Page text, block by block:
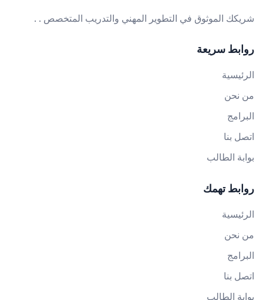
شريكك الموثوق في التطوير المهني والتدريب المتخصص . .
روابط سريعة
الرئيسية
من نحن
البرامج
اتصل بنا
بوابة الطالب
روابط تهمك
الرئيسية
من نحن
البرامج
اتصل بنا
بوابة الطالب